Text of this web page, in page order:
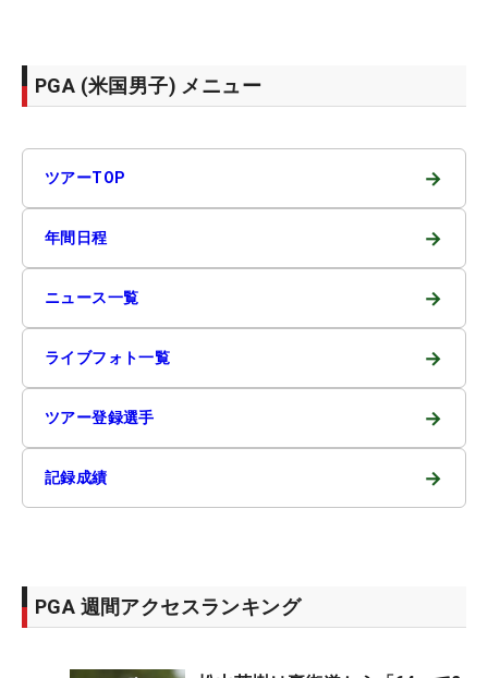
PGA (米国男子) メニュー
ツアーTOP →
年間日程 →
ニュース一覧 →
ライブフォト一覧 →
ツアー登録選手 →
記録成績 →
PGA 週間アクセスランキング